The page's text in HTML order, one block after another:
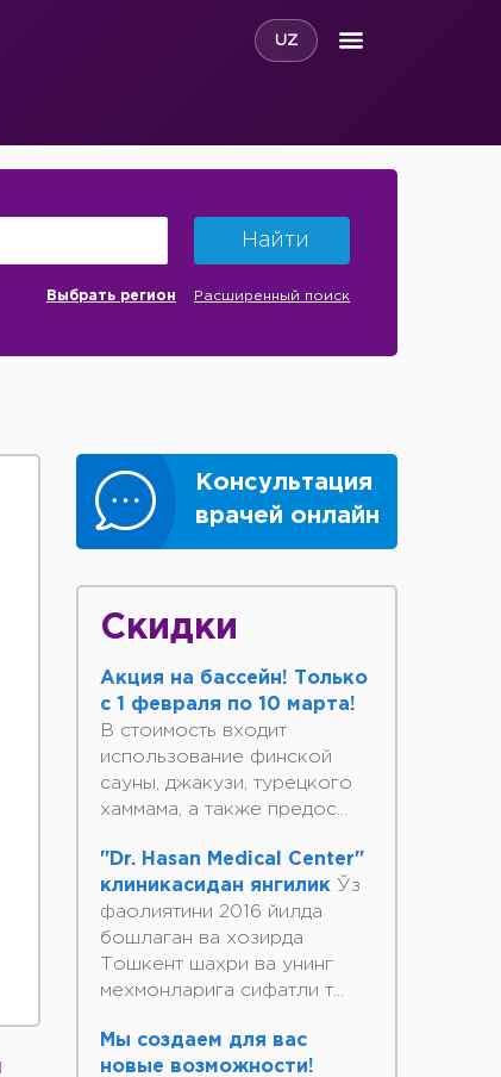
UZ
Найти
Выбрать регион Расширенный поиск
Консультация
врачей онлайн
Скидки
Акция на бассейн! Только
с 1 февраля по 10 марта!
В стоимость входит
использование финской
сауны, джакузи, турецкого
хаммама, а также предос...
"Dr. Hasan Medical Center"
клиникасидан янгилик Ўз
фаолиятини 2016 йилда
бошлаган ва хозирда
Тошкент шахри ва унинг
мехмонларига сифатли т...
Мы создаем для вас
новые возможности!